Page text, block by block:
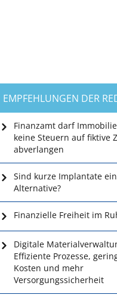
EMPFEHLUNGEN DER
Finanzamt darf
keine Steuern auf fiktive
abverlangen
Sind kurze Implantate
Alternative?
Finanzielle Freiheit im
Digitale
Effiziente Prozesse,
Kosten und mehr
Versorgungssicherheit